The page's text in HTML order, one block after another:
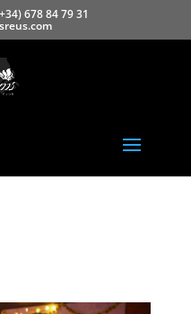
678 84 79 31